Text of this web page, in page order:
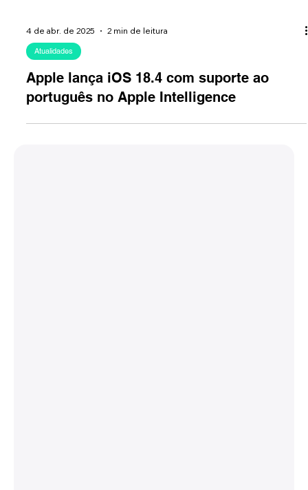
4 de abr. de 2025
Atualidades
Apple lança iOS 18.4 com suporte ao
português no Apple Intelligence